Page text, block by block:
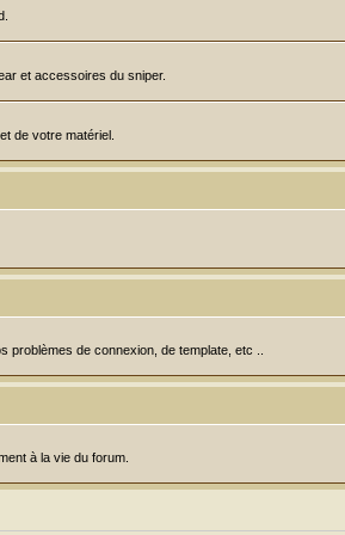
et accessoires du sniper.
de votre matériel.
de connexion, de template, etc ..
à la vie du forum.